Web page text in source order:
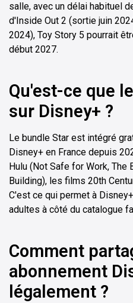
salle, avec un délai habituel
d'Inside Out 2 (sortie juin
2024), Toy Story 5 pourrait
début 2027.
Qu'est-ce que
sur Disney+ ?
Le bundle Star est intégré
Disney+ en France depuis
Hulu (Not Safe for Work, The
Building), les films 20th
C'est ce qui permet à
adultes à côté du catalogue
Comment
abonnement
légalement ?